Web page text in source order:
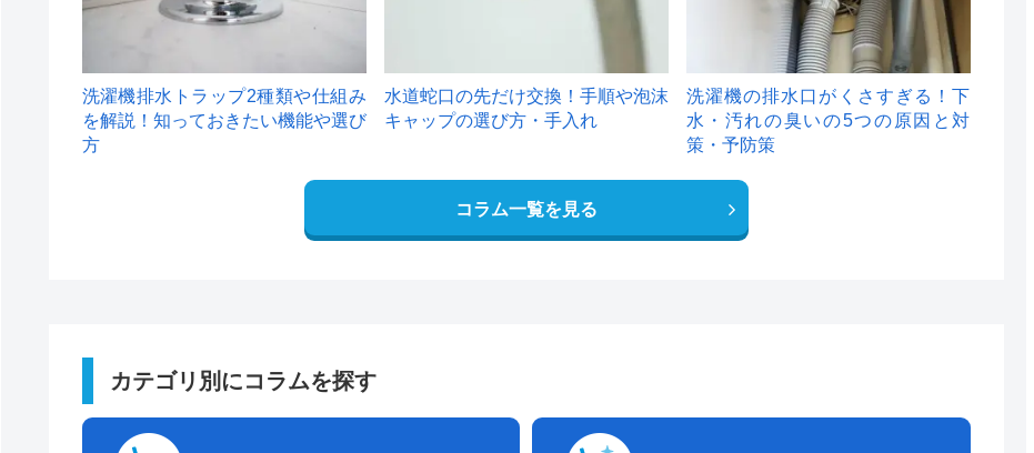
洗濯機排水トラップ2種類や仕組み
を解説！知っておきたい機能や選び
方
水道蛇口の先だけ交換！手順や泡沫
キャップの選び方・手入れ
洗濯機の排水口がくさすぎる！下
水・汚れの臭いの5つの原因と対
策・予防策
コラム一覧を見る
カテゴリ別にコラムを探す